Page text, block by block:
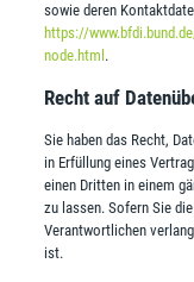
sowie deren
https://
node.html .
Recht auf
Sie haben das Recht,
in Erfüllung eines
einen Dritten in einem
zu lassen. Sofern Sie
Verantwortlichen
ist.